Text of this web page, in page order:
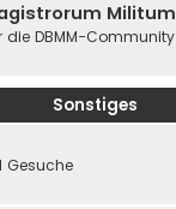
Militum
die DBMM-Community
Sonstiges
Gesuche